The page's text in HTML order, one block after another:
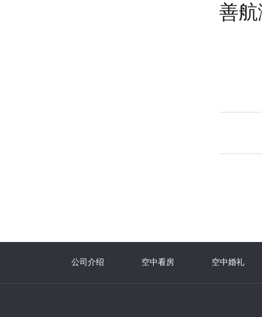
善
公司介绍 空中看房 空中婚礼